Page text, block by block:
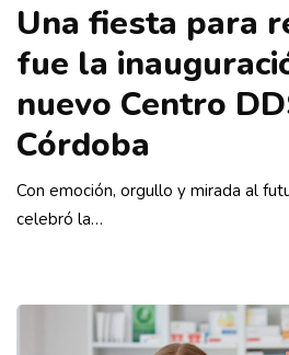
Una fiesta para
fue la
nuevo Centro
Córdoba
Con emoción, orgullo y mirada al
celebró la…